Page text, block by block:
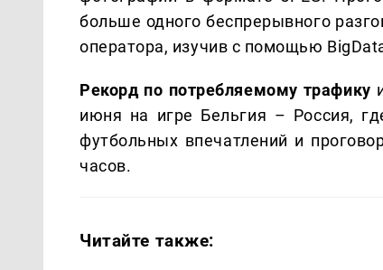
больше одного беспрерывного
оператора, изучив с помощью
Рекорд по потребляемому трафику
июня на игре Бельгия – Россия,
футбольных впечатлений и
часов.
Читайте также: